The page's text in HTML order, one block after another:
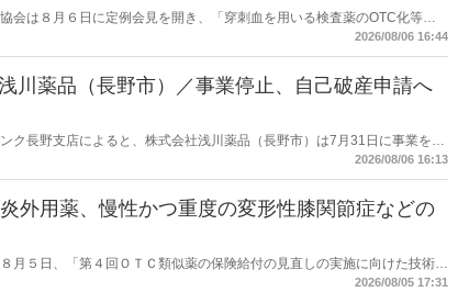
会は８月６日に定例会見を開き、「穿刺血を用いる検査薬のOTC化等に
長宛に提出したことを説明した。
2026/08/06 16:44
川薬品（長野市）／事業停止、自己破産申請へ
ク長野支店によると、株式会社浅川薬品（長野市）は7月31日に事業を停
。
2026/08/06 16:13
外用薬、慢性かつ重度の変形性膝関節症などの
月５日、「第４回ＯＴＣ類似薬の保険給付の見直しの実施に向けた技術的
（案）」を提示し了承した。今後、社会保障審議会医療保険部会等に報告
2026/08/05 17:31